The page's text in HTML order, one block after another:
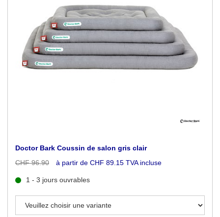
Doctor Bark Coussin de salon gris clair
CHF 96.90
à partir de CHF 89.15 TVA incluse
1 - 3 jours ouvrables